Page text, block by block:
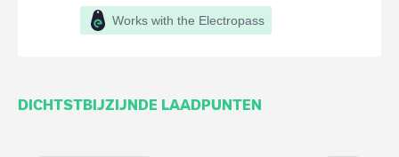
Works with the Electropass
DICHTSTBIJZIJNDE LAADPUNTEN